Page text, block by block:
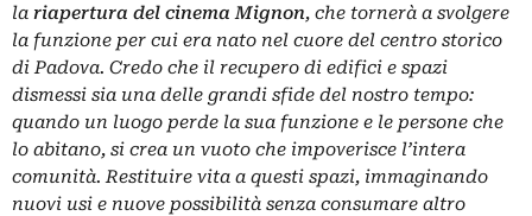
la riapertura del cinema Mignon, che tornerà a svolgere
la funzione per cui era nato nel cuore del centro storico
di Padova. Credo che il recupero di edifici e spazi
dismessi sia una delle grandi sfide del nostro tempo:
quando un luogo perde la sua funzione e le persone che
lo abitano, si crea un vuoto che impoverisce l’intera
comunità. Restituire vita a questi spazi, immaginando
nuovi usi e nuove possibilità senza consumare altro